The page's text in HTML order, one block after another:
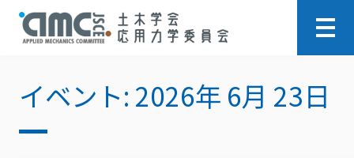
イベント: 2026年 6月 23日